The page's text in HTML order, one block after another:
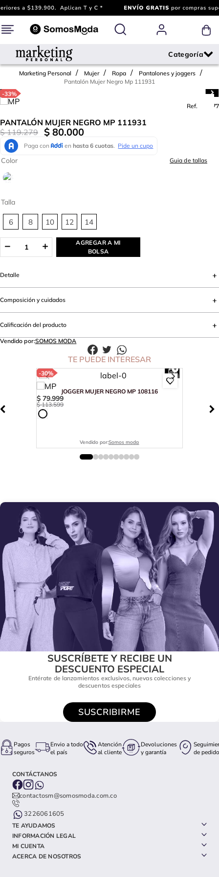
Marketing Personal Mujer Ropa
Pantalones y joggers
Pantalón Mujer Negro Mp 111931
-33%
Ref.
792677
PANTALÓN MUJER NEGRO MP 111931
$ 119.279 $ 80.000
Talla
6 8 10 12 14
Color Guia de tallas
AGREGAR A MI
BOLSA
Detalle
Composición y cuidados
Calificación del producto
Vendido por:SOMOS MODA
TE PUEDE INTERESAR
-30%
JOGGER MUJER NEGRO MP 108116
$ 79.999
$ 113.599
Vendido por:Somos moda
SUSCRÍBETE Y RECIBE UN
DESCUENTO ESPECIAL
Entérate de lanzamientos exclusivos, nuevas colecciones y
descuentos especiales
SUSCRIBIRME
Pagos
seguros
Envio a todo
el país
Atención
al cliente
Devoluciones
y garantía
de pedido
CONTÁCTANOS
contactosm@somosmoda.com.co
3226061605
TE AYUDAMOS
INFORMACIÓN LEGAL
MI CUENTA
ACERCA DE NOSOTROS